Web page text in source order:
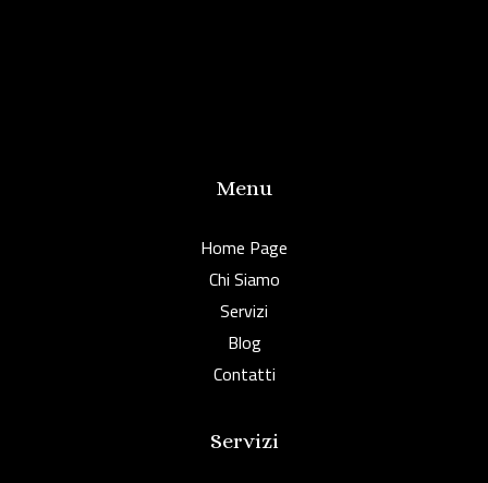
Menu
Home Page
Chi Siamo
Servizi
Blog
Contatti
Servizi